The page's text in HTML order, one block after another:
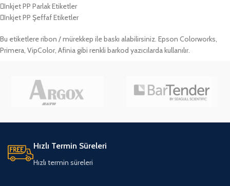
Inkjet PP Parlak Etiketler
Inkjet PP Şeffaf Etiketler
Bu etiketlere ribon / mürekkep ile baskı alabilirsiniz. Epson Colorworks,
Primera, VipColor, Afinia gibi renkli barkod yazıcılarda kullanılır.
Hızlı Termin Süreleri
Hızlı termin süreleri